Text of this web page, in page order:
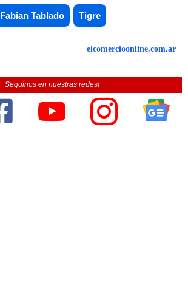
Fabian Tablado Tigre
elcomercioonline.com.ar
Seguinos en nuestras redes!